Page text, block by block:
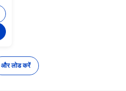
और लोड करें